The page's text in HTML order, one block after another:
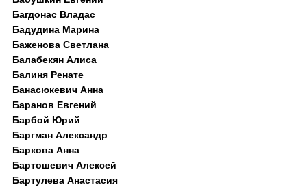
Багдонас Владас
Бадудина Марина
Баженова Светлана
Балабекян Алиса
Балиня Ренате
Банасюкевич Анна
Баранов Евгений
Барбой Юрий
Баргман Александр
Баркова Анна
Бартошевич Алексей
Бартулева Анастасия